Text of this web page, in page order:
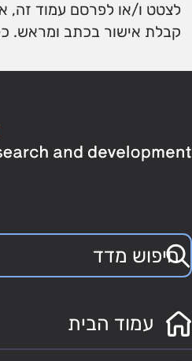
לצטט ו/או לפרסם עמוד זה,
קבלת אישור בכתב ומראש.
עמוד הבית